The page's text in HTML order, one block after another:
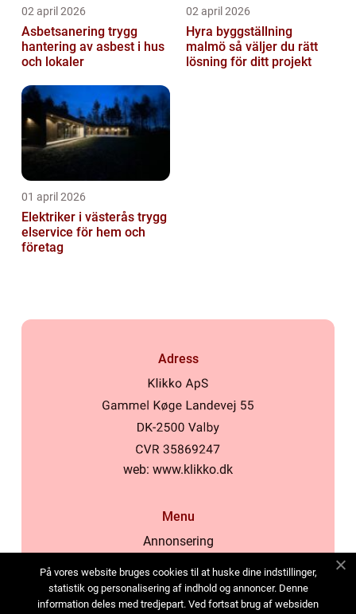
02 april 2026
Asbetsanering trygg
hantering av asbest i hus
och lokaler
02 april 2026
Hyra byggställning
malmö så väljer du rätt
lösning för ditt projekt
01 april 2026
Elektriker i västerås trygg
elservice för hem och
företag
Adress
web: www.klikko.dk
Menu
Annonsering
Cookies
Kontakta oss
På vores website bruges cookies til at huske dine indstillinger,
statistik og personalisering af indhold og annoncer. Denne
information deles med tredjepart. Ved fortsat brug af websiden